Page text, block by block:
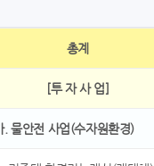
총계
[투 자 사 업]
. 물안전 사업(수자원환경)